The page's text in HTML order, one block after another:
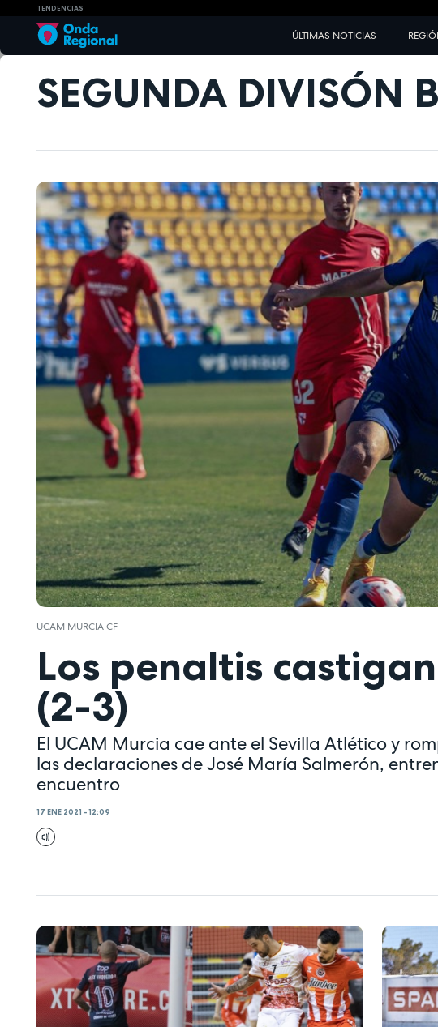
TENDENCIAS
ÚLTIMAS NOTICIAS
SEGUNDA DIVISÓN B
UCAM MURCIA CF
Los penaltis
(2-3)
El UCAM Murcia cae ante el Sevilla Atlético y
las declaraciones de José María Salmerón,
encuentro
17 ENE 2021 - 12:09